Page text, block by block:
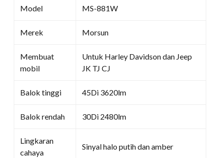
Model MS-881W
Merek Morsun
Membuat
mobil
Untuk Harley Davidson dan Jeep
JK TJ CJ
Balok tinggi 45Di 3620lm
Balok rendah 30Di 2480lm
Lingkaran
cahaya
Sinyal halo putih dan amber